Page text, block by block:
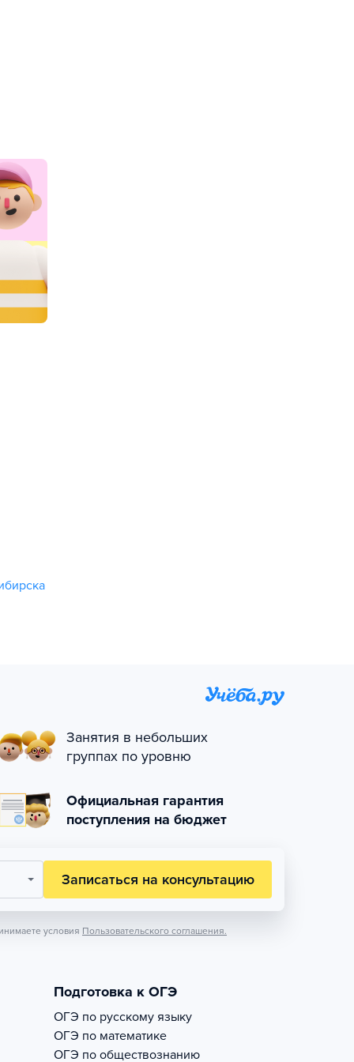
Занятия в небольших
группах по уровню
Официальная гарантия
поступления на бюджет
Записаться на консультацию
условия Пользовательского соглашения.
Подготовка к ОГЭ
ОГЭ по русскому языку
ОГЭ по математике
ОГЭ по обществознанию